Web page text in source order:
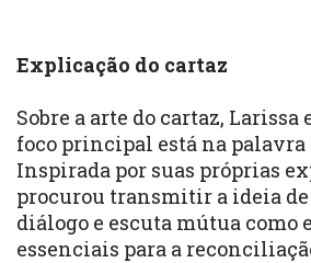
Explicação do cartaz
Sobre a arte do cartaz,
foco principal está na palavra
Inspirada por suas próprias
procurou transmitir a ideia
diálogo e escuta mútua como
essenciais para a